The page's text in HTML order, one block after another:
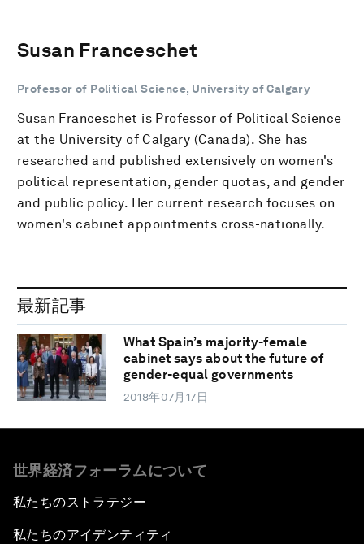
Susan Franceschet
Professor of Political Science, University of Calgary
Susan Franceschet is Professor of Political Science
at the University of Calgary (Canada). She has
researched and published extensively on women's
political representation, gender quotas, and gender
and public policy. Her current research focuses on
women's cabinet appointments cross-nationally.
最新記事
What Spain’s majority-female
cabinet says about the future of
gender-equal governments
2018年07月17日
世界経済フォーラムについて
私たちのストラテジー
私たちのアイデンティティ